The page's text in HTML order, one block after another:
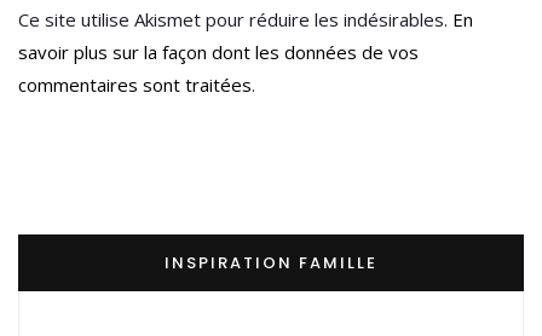
Ce site utilise Akismet pour réduire les indésirables. En
savoir plus sur la façon dont les données de vos
commentaires sont traitées.
INSPIRATION FAMILLE